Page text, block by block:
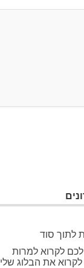
לתוך סוד
לקרוא למרות
את הבלוג שלי